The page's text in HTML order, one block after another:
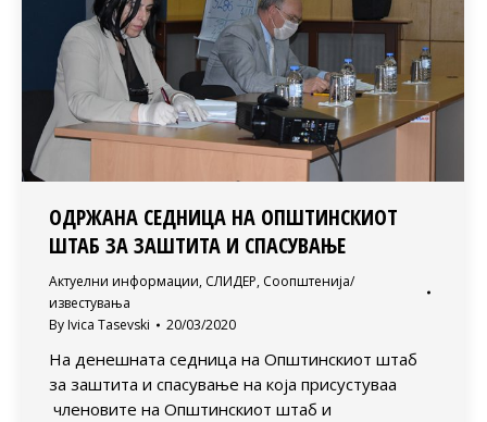
ОДРЖАНА СЕДНИЦА НА ОПШТИНСКИОТ
ШТАБ ЗА ЗАШТИТА И СПАСУВАЊЕ
Актуелни информации, СЛИДЕР, Соопштенија/
известувања
By Ivica Tasevski 20/03/2020
На денешната седница на Општинскиот штаб
за заштита и спасување на која присустуваа
членовите на Општинскиот штаб и